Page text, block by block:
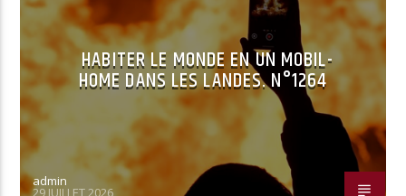
HABITER LE MONDE EN UN MOBIL-
HOME DANS LES LANDES. N°1264
admin
29 JUILLET 2026